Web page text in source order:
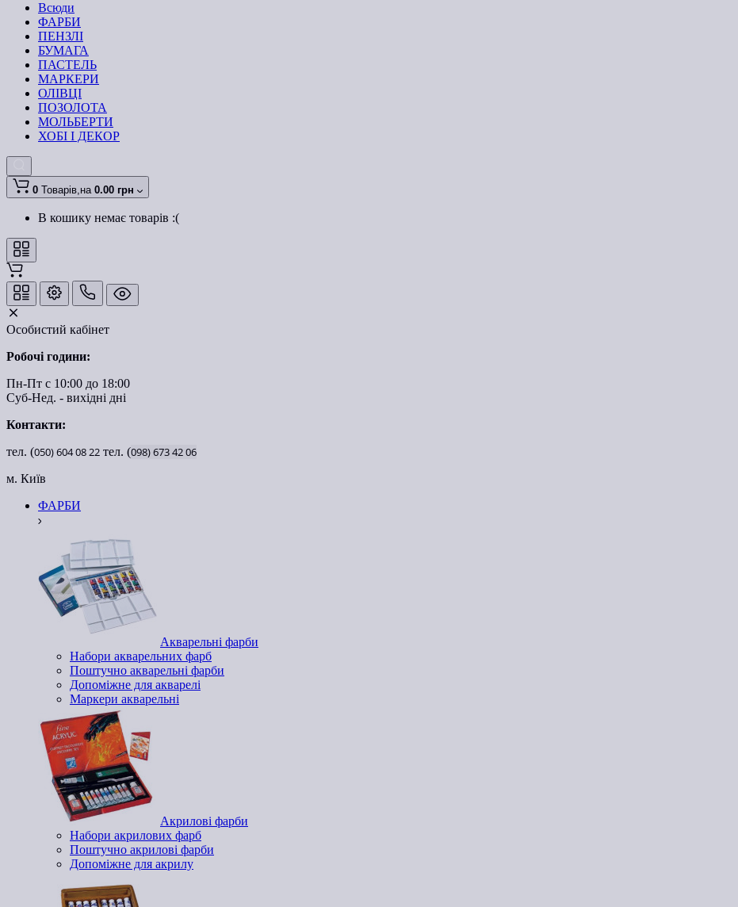
Всюди
ФАРБИ
ПЕНЗЛІ
БУМАГА
ПАСТЕЛЬ
МАРКЕРИ
ОЛІВЦІ
ПОЗОЛОТА
МОЛЬБЕРТИ
ХОБІ І ДЕКОР
0 Товарів,на 0.00 грн
В кошику немає товарів :(
Особистий кабінет
Робочі години:
Пн-Пт с 10:00 до 18:00
Суб-Нед. - вихідні дні
Контакти:
тел. (050)6040822 тел. (098)6734206
м. Київ
ФАРБИ
Акварельні фарби
Набори акварельних фарб
Поштучно акварельні фарби
Допоміжне для акварелі
Маркери акварельні
Акрилові фарби
Набори акрилових фарб
Поштучно акрилові фарби
Допоміжне для акрилу